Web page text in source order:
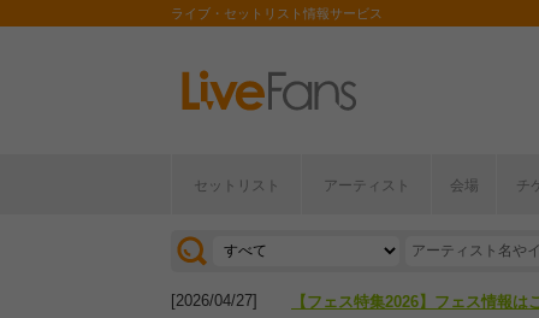
ライブ・セットリスト情報サービス
セットリスト アーティスト 会場 チ
[2026/07/28] 【ライブ動員ランキング】2026年
[2026/04/27] 【フェス特集2026】フェス情報は